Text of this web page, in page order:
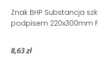
Znak BHP Substancja
podpisem 220x300mm
8,63 zł